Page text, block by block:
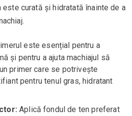
curată și hidratată înainte de a
este esențial pentru a
și pentru a ajuta machiajul să
primer care se potrivește
pentru tenul gras, hidratant
Aplică fondul de ten preferat